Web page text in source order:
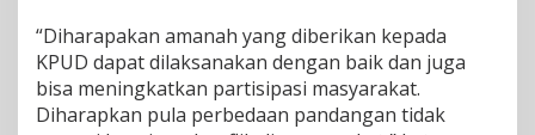
a
u
P
e
l
“Diharapakan amanah yang diberikan kepada
KPUD dapat dilaksanakan dengan baik dan juga
bisa meningkatkan partisipasi masyarakat.
Diharapkan pula perbedaan pandangan tidak